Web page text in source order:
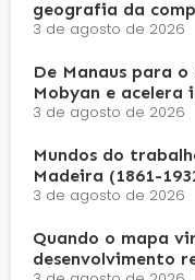
geografia da
3 de agosto de 2026
De Manaus para
Mobyan e acelera
3 de agosto de 2026
Mundos do
Madeira (1861-
3 de agosto de 2026
Quando o mapa
desenvolvimento